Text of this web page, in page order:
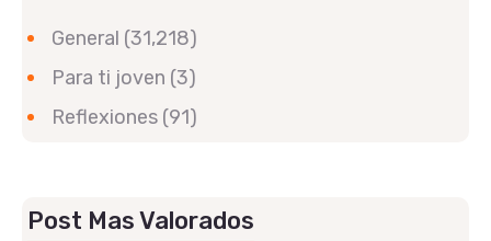
General (31,218)
Para ti joven (3)
Reflexiones (91)
Post Mas Valorados